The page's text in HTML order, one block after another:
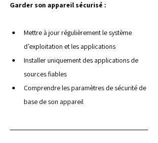
Garder son appareil sécurisé :
Mettre à jour régulièrement le système
d’exploitation et les applications
Installer uniquement des applications de
sources fiables
Comprendre les paramètres de sécurité de
base de son appareil